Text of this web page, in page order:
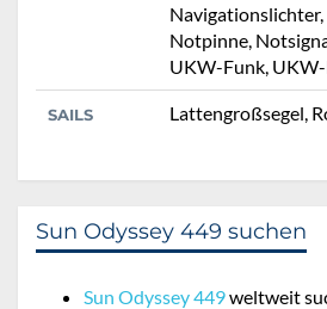
Notpinne,
UKW-Funk, UKW-
SAILS Lattengroßsegel,
Sun Odyssey 449 suchen
Sun Odyssey 449weltweit